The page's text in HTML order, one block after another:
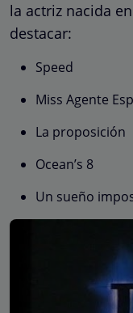
la actriz nacida
destacar:
Speed
Miss Agente
La proposición
Ocean’s 8
Un sueño